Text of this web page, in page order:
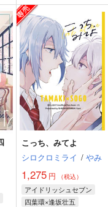
こっち、みてよ
シロクロミライ / やみ
1,275円 （税込）
アイドリッシュセブン
四葉環×逢坂壮五